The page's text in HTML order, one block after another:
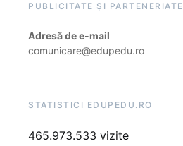
PUBLICITATE ȘI PARTENERIATE
Adresă de e-mail
comunicare@edupedu.ro
STATISTICI EDUPEDU.RO
465.973.533 vizite